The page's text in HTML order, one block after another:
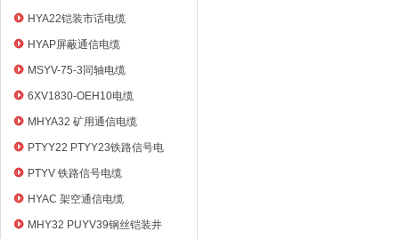
HYA22铠装市话电缆
HYAP屏蔽通信电缆
MSYV-75-3同轴电缆
6XV1830-OEH10电缆
MHYA32 矿用通信电缆
PTYY22 PTYY23铁路信号电
缆
PTYV 铁路信号电缆
HYAC 架空通信电缆
MHY32 PUYV39钢丝铠装井